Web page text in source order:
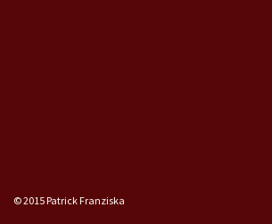
© 2015 Patrick Franziska